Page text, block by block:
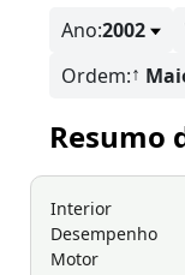
Ano:2002
Ordem:↑
Resumo
Interior
Desempenho
Motor